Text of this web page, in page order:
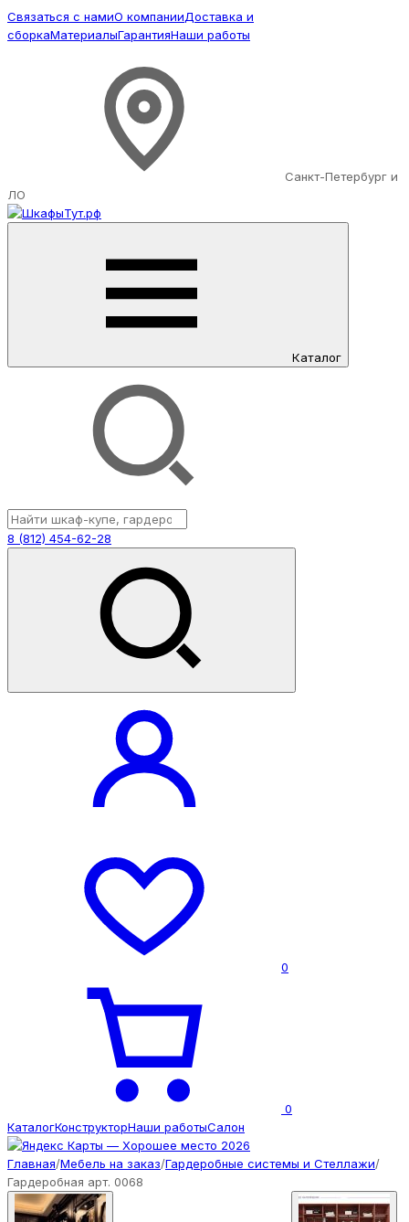
Связаться с намиО компанииДоставка и
сборкаМатериалыГарантияНаши работы
Санкт-Петербург и
ЛО
Каталог
8 (812) 454-62-28
0
0
КаталогКонструкторНаши работыСалон
Главная/Мебель на заказ/Гардеробные системы и Стеллажи/
Гардеробная арт. 0068